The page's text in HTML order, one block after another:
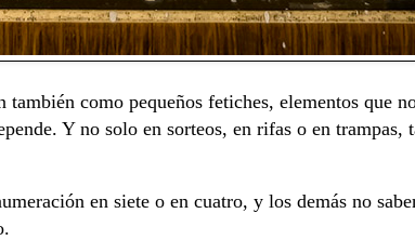
como pequeños fetiches, elementos que
Y no solo en sorteos, en rifas o en trampas,
en siete o en cuatro, y los demás no